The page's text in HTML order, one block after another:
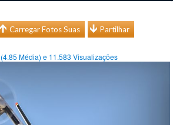
Carregar Fotos Suas Partilhar
4.85 Média) e 11.583 Visualizações